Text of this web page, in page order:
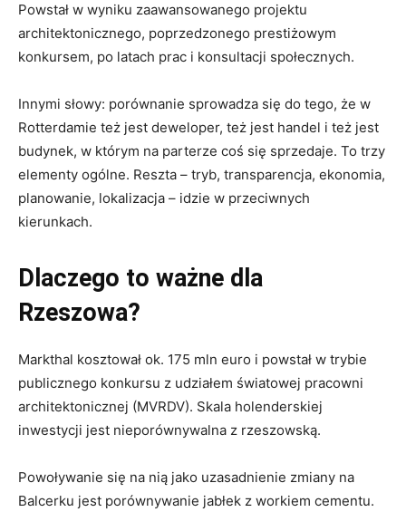
Powstał w wyniku zaawansowanego projektu
architektonicznego, poprzedzonego prestiżowym
konkursem, po latach prac i konsultacji społecznych.
Innymi słowy: porównanie sprowadza się do tego, że w
Rotterdamie też jest deweloper, też jest handel i też jest
budynek, w którym na parterze coś się sprzedaje. To trzy
elementy ogólne. Reszta – tryb, transparencja, ekonomia,
planowanie, lokalizacja – idzie w przeciwnych
kierunkach.
Dlaczego to ważne dla
Rzeszowa?
Markthal kosztował ok. 175 mln euro i powstał w trybie
publicznego konkursu z udziałem światowej pracowni
architektonicznej (MVRDV). Skala holenderskiej
inwestycji jest nieporównywalna z rzeszowską.
Powoływanie się na nią jako uzasadnienie zmiany na
Balcerku jest porównywanie jabłek z workiem cementu.